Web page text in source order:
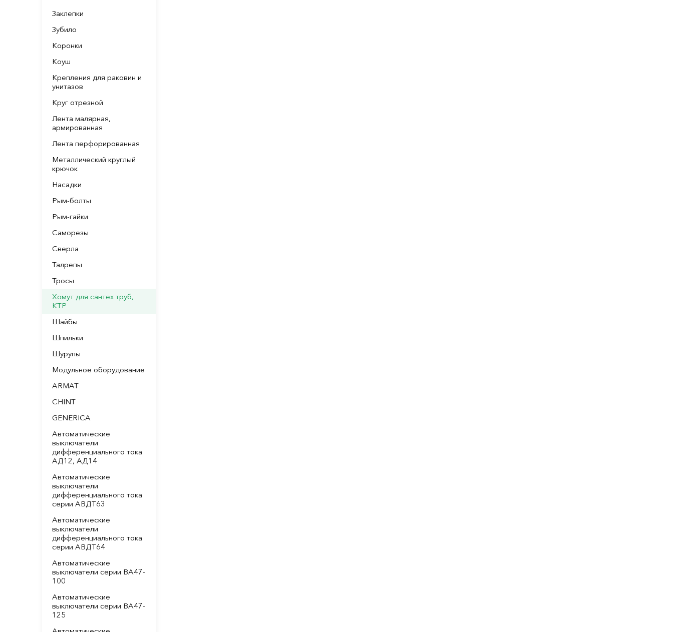
Заклепки
Зубило
Коронки
Коуш
Крепления для раковин и
унитазов
Круг отрезной
Лента малярная,
армированная
Лента перфорированная
Металлический круглый
крючок
Насадки
Рым-болты
Рым-гайки
Саморезы
Сверла
Талрепы
Тросы
Хомут для сантех труб,
КТР
Шайбы
Шпильки
Шурупы
Модульное оборудование
ARMAT
CHINT
GENERICA
Автоматические
выключатели
дифференциального тока
АД12, АД14
Автоматические
выключатели
дифференциального тока
серии АВДТ63
Автоматические
выключатели
дифференциального тока
серии АВДТ64
Автоматические
выключатели серии ВА47-
100
Автоматические
выключатели серии ВА47-
125